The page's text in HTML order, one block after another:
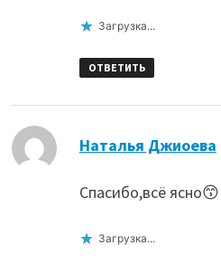
Загрузка...
ОТВЕТИТЬ
Наталья Джиоева
Спасибо,всё ясно😙
Загрузка...